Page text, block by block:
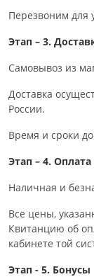
Перезвоним для
Этап – 3.
Самовывоз из
Доставка
России.
Время и сроки
Этап – 4. Оплата
Наличная и
Все цены,
Квитанцию об
кабинете той
Этап - 5. Бонусы